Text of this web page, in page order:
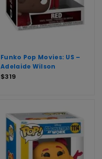
Funko Pop Movies: US –
Adelaide Wilson
$319